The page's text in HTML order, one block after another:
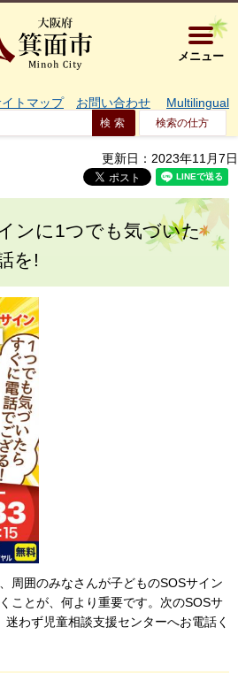
大阪府箕
メニュー
トマップ お問い合わせ Multilingual
検索の仕方
更新日：2023年11月7日
ンに1つでも気づいた
を!
周囲のみなさんが子どものSOSサイン
ことが、何より重要です。次のSOSサ
わず児童相談支援センターへお電話く